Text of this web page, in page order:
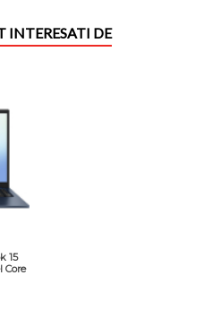
INTERESATI DE
15
Core